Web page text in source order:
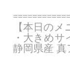
【本日のメ
・大きめサ
静岡県産